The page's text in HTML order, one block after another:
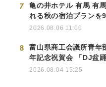
7
亀の井ホテル 有馬 有
れる秋の宿泊プランを
2026.08.06 11:00
8
富山県商工会議所青年
年記念祝賀会 「DJ盆
2026.08.04 15:25